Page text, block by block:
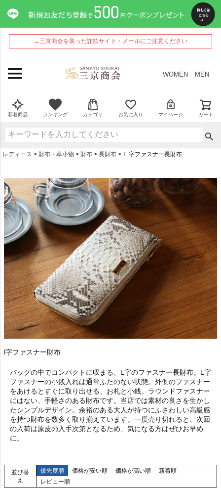
→三京商会を装った詐欺サイト・メールにご注意ください
WOMEN MEN
新着商品 ランキング カテゴリ お気に入り マイページ カート
レディース 財布・革小物 財布 長財布 Ｌ字ファスナー長財布
l字ファスナー財布
バッグの中でコンパクトに収まる、L字のファスナー長財布。L字
ファスナーの小銭入れは通常ふたのない状態。外側のファスナー
をあけるとすぐに取り出せる、お札と小銭。ラウンドファスナー
にはない、手軽さのある財布です。当店では素材の良さを生かし
たシンプルデザイン。余裕のある大人が持つにふさわしい高級感
を持つ財布を数多く取り揃えています。一度売り切れると、次回
の入荷は原皮の入手次第となるため、気になる方はぜひお早め
に。
並び替
え
優先度順 価格が安い順 価格が高い順
新着順
レビュー順